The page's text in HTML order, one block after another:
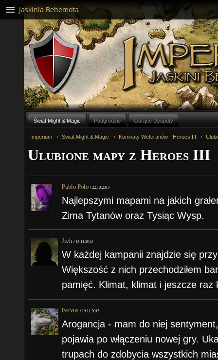
Świat Might & Magic Podgrodzie Gorące Dysputy
Imperium Świat Might & Magic Komnaty Weteranów - Heroes III
Ulubione mapy z Heroes III
Pablo Polo /22.10.2013
Najlepszymi mapami na jakich
Zima Tytanów oraz Tysiąc Wysp.
Jich /14.11.2013
W każdej kampanii znajdzie się
Większość z nich przechodziłem
pamięć. Klimat, klimat i jeszcze raz
Fervus /19.11.2013
Arogancja - mam do niej
pojawia po włączeniu nowej gry.
trupach do zdobycia wszystkich
Jaskinia Behemota